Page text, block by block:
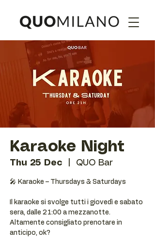
Karaoke Night
Thu 25 Dec QUO Bar
🎤 Karaoke – Thursdays & Saturdays
Il karaoke si svolge tutti i giovedì e sabato
sera, dalle 21:00 a mezzanotte.
Altamente consigliato prenotare in
anticipo, ok?